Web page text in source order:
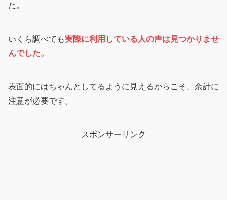
た。
いくら調べても実際に利用している人の声は見つかりませ
んでした。
表面的にはちゃんとしてるように見えるからこそ、余計に
注意が必要です。
スポンサーリンク